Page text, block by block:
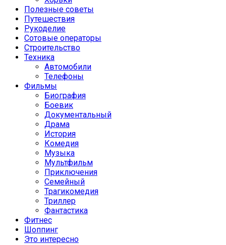
Полезные советы
Путешествия
Рукоделие
Сотовые операторы
Строительство
Техника
Автомобили
Телефоны
Фильмы
Биография
Боевик
Документальный
Драма
История
Комедия
Музыка
Мультфильм
Приключения
Семейный
Трагикомедия
Триллер
Фантастика
Фитнес
Шоппинг
Это интересно